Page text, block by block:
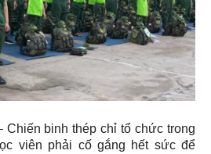
binh thép chỉ tổ chức trong
viên phải cố gắng hết sức để